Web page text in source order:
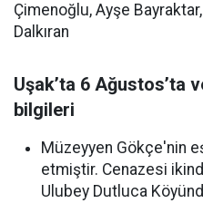
Çimenoğlu, Ayşe
Dalkıran
Uşak’ta 6 Ağustos’ta
bilgileri
Müzeyyen Gökçe'nin
etmiştir. Cenazesi
Ulubey Dutluca